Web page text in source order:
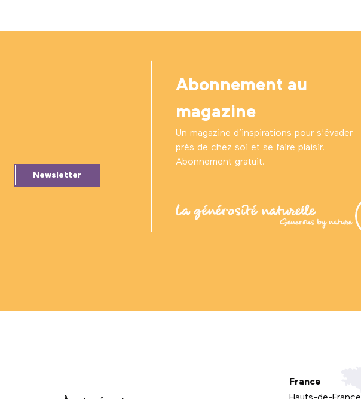
Newsletter
Abonnement au
magazine
Un magazine d’inspirations pour s'évader
près de chez soi et se faire plaisir.
Abonnement gratuit.
France